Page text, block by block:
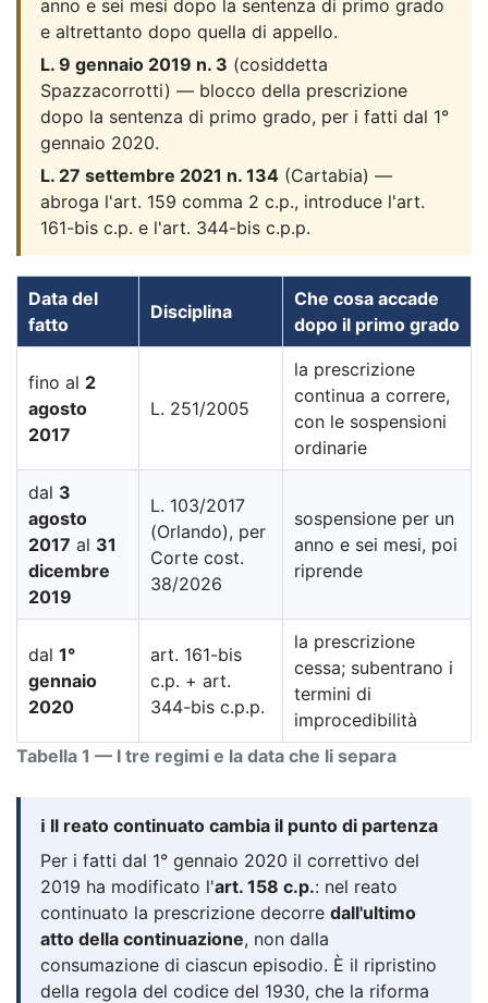
anno e sei mesi dopo la sentenza di primo grado
e altrettanto dopo quella di appello.
L. 9 gennaio 2019 n. 3 (cosiddetta
Spazzacorrotti) — blocco della prescrizione
dopo la sentenza di primo grado, per i fatti dal 1°
gennaio 2020.
L. 27 settembre 2021 n. 134 (Cartabia) —
abroga l'art. 159 comma 2 c.p., introduce l'art.
161-bis c.p. e l'art. 344-bis c.p.p.
Tabella 1 — I tre regimi e la data che li separa
Data del
fatto
Disciplina
Che cosa accade
dopo il primo grado
fino al 2
agosto
2017
L. 251/2005
la prescrizione
continua a correre,
con le sospensioni
ordinarie
dal 3
agosto
2017 al 31
dicembre
2019
L. 103/2017
(Orlando), per
Corte cost.
38/2026
sospensione per un
anno e sei mesi, poi
riprende
dal 1°
gennaio
2020
art. 161-bis
c.p. + art.
344-bis c.p.p.
la prescrizione
cessa; subentrano i
termini di
improcedibilità
ℹ️ Il reato continuato cambia il punto di partenza
Per i fatti dal 1° gennaio 2020 il correttivo del
2019 ha modificato l'art. 158 c.p.: nel reato
continuato la prescrizione decorre dall'ultimo
atto della continuazione, non dalla
consumazione di ciascun episodio. È il ripristino
della regola del codice del 1930, che la riforma